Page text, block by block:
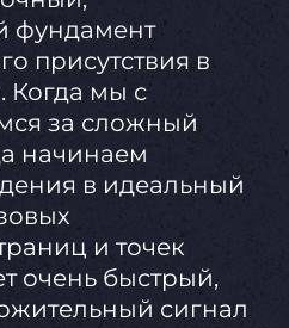
фундамент
присутствия в
Когда мы с
за сложный
начинаем
в идеальный
и точек
очень быстрый,
сигнал